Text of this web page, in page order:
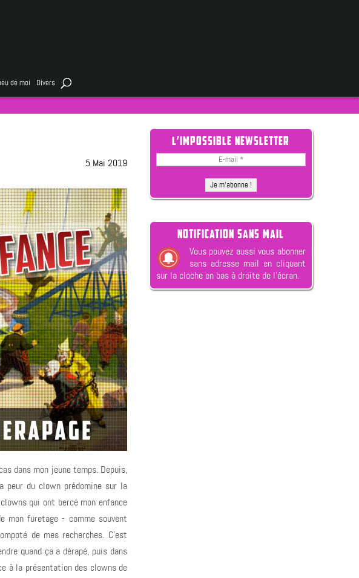
de moi Divers
5 Mai 2019
dans mon jeune temps. Depuis,
peur du clown prédomine sur la
qui ont bercé mon enfance
furetage - comme souvent
de mes recherches. C'est
quand ça a dérapé, puis dans
à la présentation des clowns de
L’IMPOSSIBLE NEWSLETTER
NOTIFICATION SANS MAIL
Vous pouvez aussi vous abonner
sans adresse mail en cliquant
sur la cloche en bas à droite de l’écran.